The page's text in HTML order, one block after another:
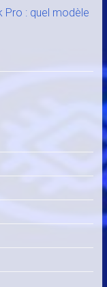
Pro : quel modèle